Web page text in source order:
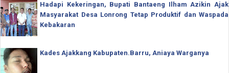
Hadapi Kekeringan, Bupati Bantaeng Ilham Azikin Ajak
Masyarakat Desa Lonrong Tetap Produktif dan Waspada
Kebakaran
Kades Ajakkang Kabupaten.Barru, Aniaya Warganya